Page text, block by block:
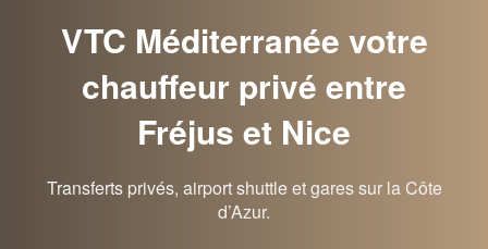
VTC Méditerranée votre
chauffeur privé entre
Fréjus et Nice
Transferts privés, airport shuttle et gares sur la Côte
d’Azur.